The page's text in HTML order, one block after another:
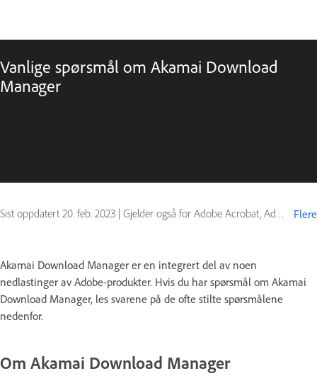
Vanlige spørsmål om Akamai Download
Manager
Sist oppdatert 20. feb. 2023 | Gjelder også for Adobe Acrobat, Adobe After Effects CS5.5, Adobe Audition, Adobe Bridge CS5.5, Adobe Dreamweaver CS5.5, Adobe InCopy CS5.5, Adobe InDesign CS5.5, Adobe LiveCycle, Adobe Premiere CS5.5, Authorware, ColdFusion, ColdFusion Builder, Creative Suite CS5.5, Device Central, Flash Catalyst CS5.5, Flash Professional CS5.5, FrameMaker, FrameMaker Server, FreeHand, Jrun, OnLocation CS, Ovation, Photoshop Elements, Photoshop Extended, Policy or pricing, Premiere Elements, Presenter, RoboHelp, Soundbooth, Technical Communication Suite, Visual Communicator, eLearning Suite Flere
Akamai Download Manager er en integrert del av noen
nedlastinger av Adobe-produkter. Hvis du har spørsmål om Akamai
Download Manager, les svarene på de ofte stilte spørsmålene
nedenfor.
Om Akamai Download Manager